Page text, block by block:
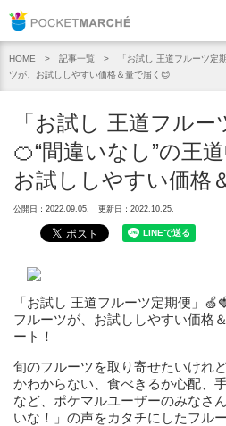
HOME 記事一覧
「お試し 王道フルーツ定
ツが、お試ししやすい価格＆量で届く😊
「お試し 王道フル
🍊“間違いなし”の王
お試ししやすい価格
公開日：2022.09.05. 更新日：2022.10.25.
「お試し 王道フルーツ定期便」
フルーツが、お試ししやすい価格
ート！
旬のフルーツを取り寄せたいけれ
かわからない、食べきるか心配、
など、ポケマルユーザーのみなさ
いな！」の声をカタチにしたフル